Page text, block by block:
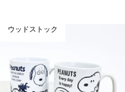
ウッドストック